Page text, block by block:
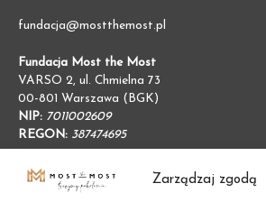
Zarządzaj zgodą
fundacja@mostthemost.pl
Fundacja Most the Most
VARSO 2, ul. Chmielna 73
00-801 Warszawa (BGK)
NIP: 7011002609
REGON: 387474695